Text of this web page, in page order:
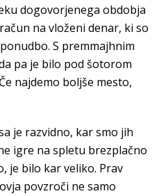
dogovorjenega obdobja
na vloženi denar, ki so
S premmajhnim
pa je bilo pod šotorom
najdemo boljše mesto,
je razvidno, kar smo jih
igre na spletu brezplačno
je bilo kar veliko. Prav
povzroči ne samo